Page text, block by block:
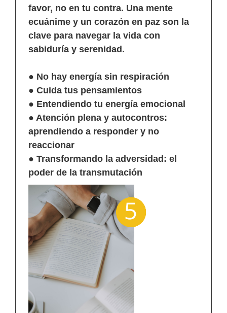
favor, no en tu contra. Una mente
ecuánime y un corazón en paz son la
clave para navegar la vida con
sabiduría y serenidad.
● No hay energía sin respiración
● Cuida tus pensamientos
● Entendiendo tu energía emocional
● Atención plena y autocontros:
aprendiendo a responder y no
reaccionar
● Transformando la adversidad: el
poder de la transmutación